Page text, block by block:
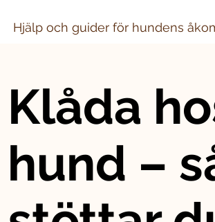
Hjälp och guider för hundens
Klåda
hund –